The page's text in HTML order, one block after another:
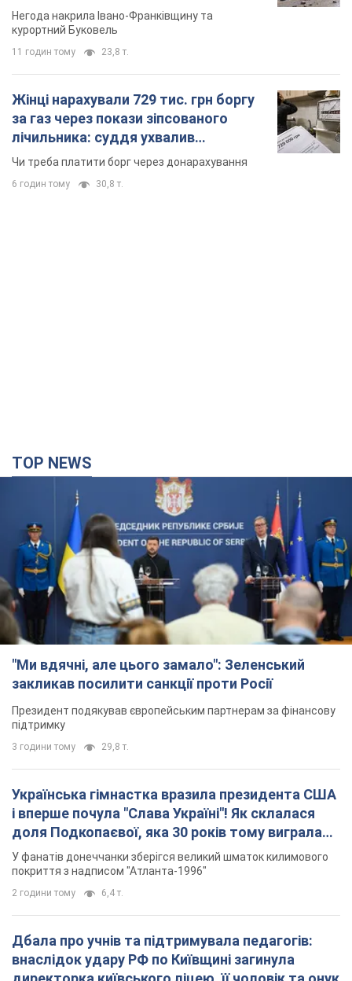
Відео
Негода накрила Івано-Франківщину та
курортний Буковель
11 годин тому 23,8 т.
Жінці нарахували 729 тис. грн боргу
за газ через покази зіпсованого
лічильника: суддя ухвалив
неочікуване рішення
Чи треба платити борг через донарахування
6 годин тому 30,8 т.
TOP NEWS
"Ми вдячні, але цього замало": Зеленський
закликав посилити санкції проти Росії
Президент подякував європейським партнерам за фінансову
підтримку
3 години тому 29,8 т.
Українська гімнастка вразила президента США
і вперше почула "Слава Україні"! Як склалася
доля Подкопаєвої, яка 30 років тому виграла
"золото" Олімпіади
У фанатів донеччанки зберігся великий шматок килимового
покриття з надписом "Атланта-1996"
2 години тому 6,4 т.
Дбала про учнів та підтримувала педагогів:
внаслідок удару РФ по Київщині загинула